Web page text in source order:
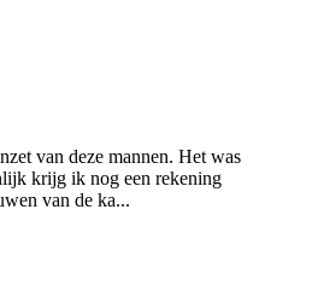
van deze mannen. Het was
krijg ik nog een rekening
van de ka...